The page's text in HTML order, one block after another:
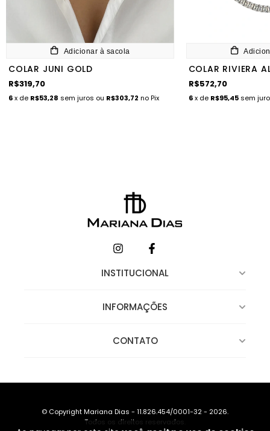
Adicionar à sacola
COLAR JUNI GOLD
R$319,70
6x de R$53,28 sem juros ou R$303,72 no Pix
COLAR RIVIERA
R$572,70
6 x de R$95,45 sem
INSTITUCIONAL
INFORMAÇÕES
CONTATO
© Copyright Mariana Dias - 11.826.454/0001-32 - 2026.
Todos os direitos reservados.